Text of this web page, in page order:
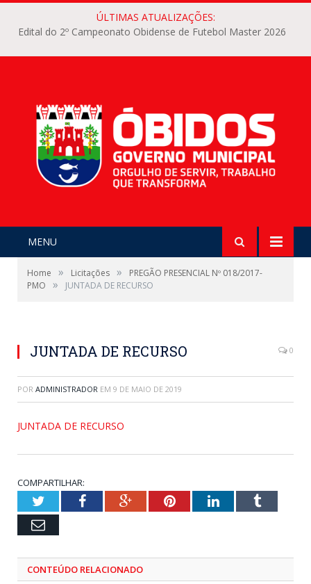
ÚLTIMAS ATUALIZAÇÕES:
Edital do 2º Campeonato Obidense de Futebol Master 2026
MENU
Home » Licitações »
PREGÃO PRESENCIAL Nº 018/2017-
PMO
» JUNTADA DE RECURSO
JUNTADA DE RECURSO 0
POR ADMINISTRADOR EM 9 DE MAIO DE 2019
JUNTADA DE RECURSO
COMPARTILHAR:
TwitterFacebookGoogle+PinterestLinkedInTumblr
Email
CONTEÚDO RELACIONADO